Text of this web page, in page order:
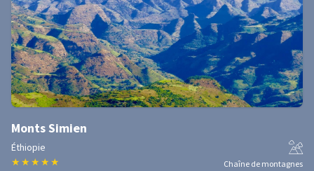
Monts Simien
Éthiopie
★ ★ ★ ★ ★ Chaîne de montagnes